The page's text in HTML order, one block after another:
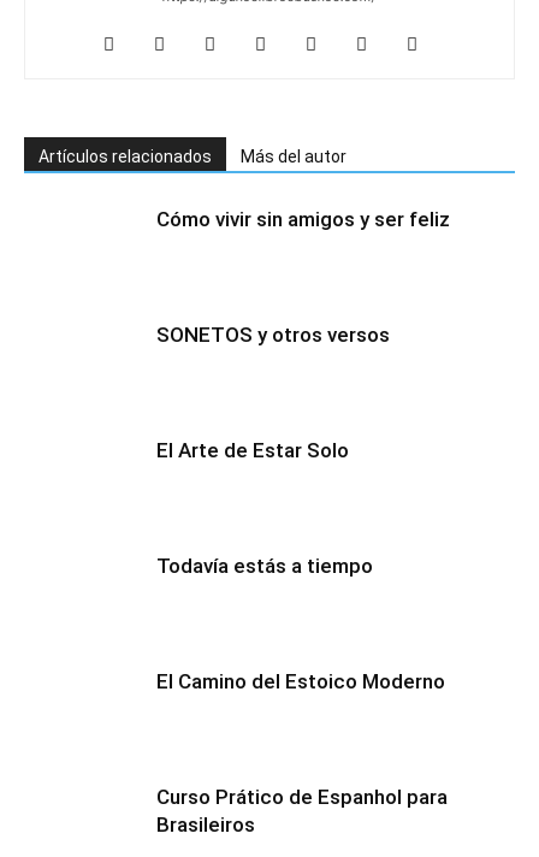
Artículos relacionados Más del autor
Cómo vivir sin amigos y ser feliz
SONETOS y otros versos
El Arte de Estar Solo
Todavía estás a tiempo
El Camino del Estoico Moderno
Curso Prático de Espanhol para
Brasileiros